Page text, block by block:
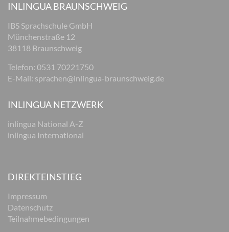
INLINGUA BRAUNSCHWEIG
IBS Sprachschule GmbH
Münchenstraße 12
38118 Braunschweig
Telefon: 0531 70221750
E-Mail: sprachen@inlingua-braunschweig.de
INLINGUA NETZWERK
inlingua National A-Z
inlingua International
DIREKTEINSTIEG
Impressum
Datenschutz
Teilnahmebedingungen